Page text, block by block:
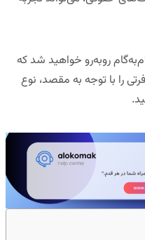
روبه‌رو خواهید شد که
را با توجه به مقصد، نوع